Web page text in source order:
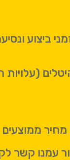
ביצוע
מחיר ממוצעים
עמנו קשר